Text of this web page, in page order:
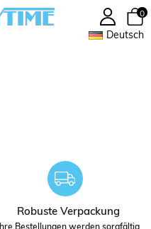
Deutsch
0
Robuste Verpackung